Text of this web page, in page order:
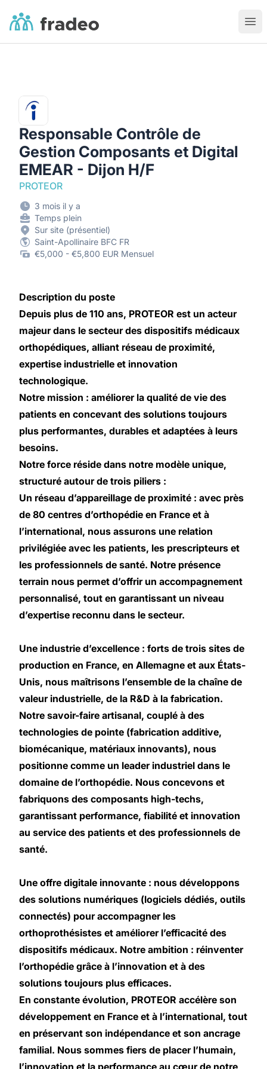
Fradeo
Responsable Contrôle de
Gestion Composants et Digital
EMEAR - Dijon H/F
PROTEOR
3 mois il y a
Temps plein
Sur site (présentiel)
Saint-Apollinaire BFC FR
€5,000 - €5,800 EUR Mensuel
Description du poste
Depuis plus de 110 ans, PROTEOR est un acteur
majeur dans le secteur des dispositifs médicaux
orthopédiques, alliant réseau de proximité,
expertise industrielle et innovation
technologique.
Notre mission : améliorer la qualité de vie des
patients en concevant des solutions toujours
plus performantes, durables et adaptées à leurs
besoins.
Notre force réside dans notre modèle unique,
structuré autour de trois piliers :
Un réseau d’appareillage de proximité : avec près
de 80 centres d’orthopédie en France et à
l’international, nous assurons une relation
privilégiée avec les patients, les prescripteurs et
les professionnels de santé. Notre présence
terrain nous permet d’offrir un accompagnement
personnalisé, tout en garantissant un niveau
d’expertise reconnu dans le secteur.
Une industrie d’excellence : forts de trois sites de
production en France, en Allemagne et aux États-
Unis, nous maîtrisons l’ensemble de la chaîne de
valeur industrielle, de la R&D à la fabrication.
Notre savoir-faire artisanal, couplé à des
technologies de pointe (fabrication additive,
biomécanique, matériaux innovants), nous
positionne comme un leader industriel dans le
domaine de l’orthopédie. Nous concevons et
fabriquons des composants high-techs,
garantissant performance, fiabilité et innovation
au service des patients et des professionnels de
santé.
Une offre digitale innovante : nous développons
des solutions numériques (logiciels dédiés, outils
connectés) pour accompagner les
orthoprothésistes et améliorer l’efficacité des
dispositifs médicaux. Notre ambition : réinventer
l’orthopédie grâce à l’innovation et à des
solutions toujours plus efficaces.
En constante évolution, PROTEOR accélère son
développement en France et à l’international, tout
en préservant son indépendance et son ancrage
familial. Nous sommes fiers de placer l’humain,
l’innovation et la performance au cœur de notre